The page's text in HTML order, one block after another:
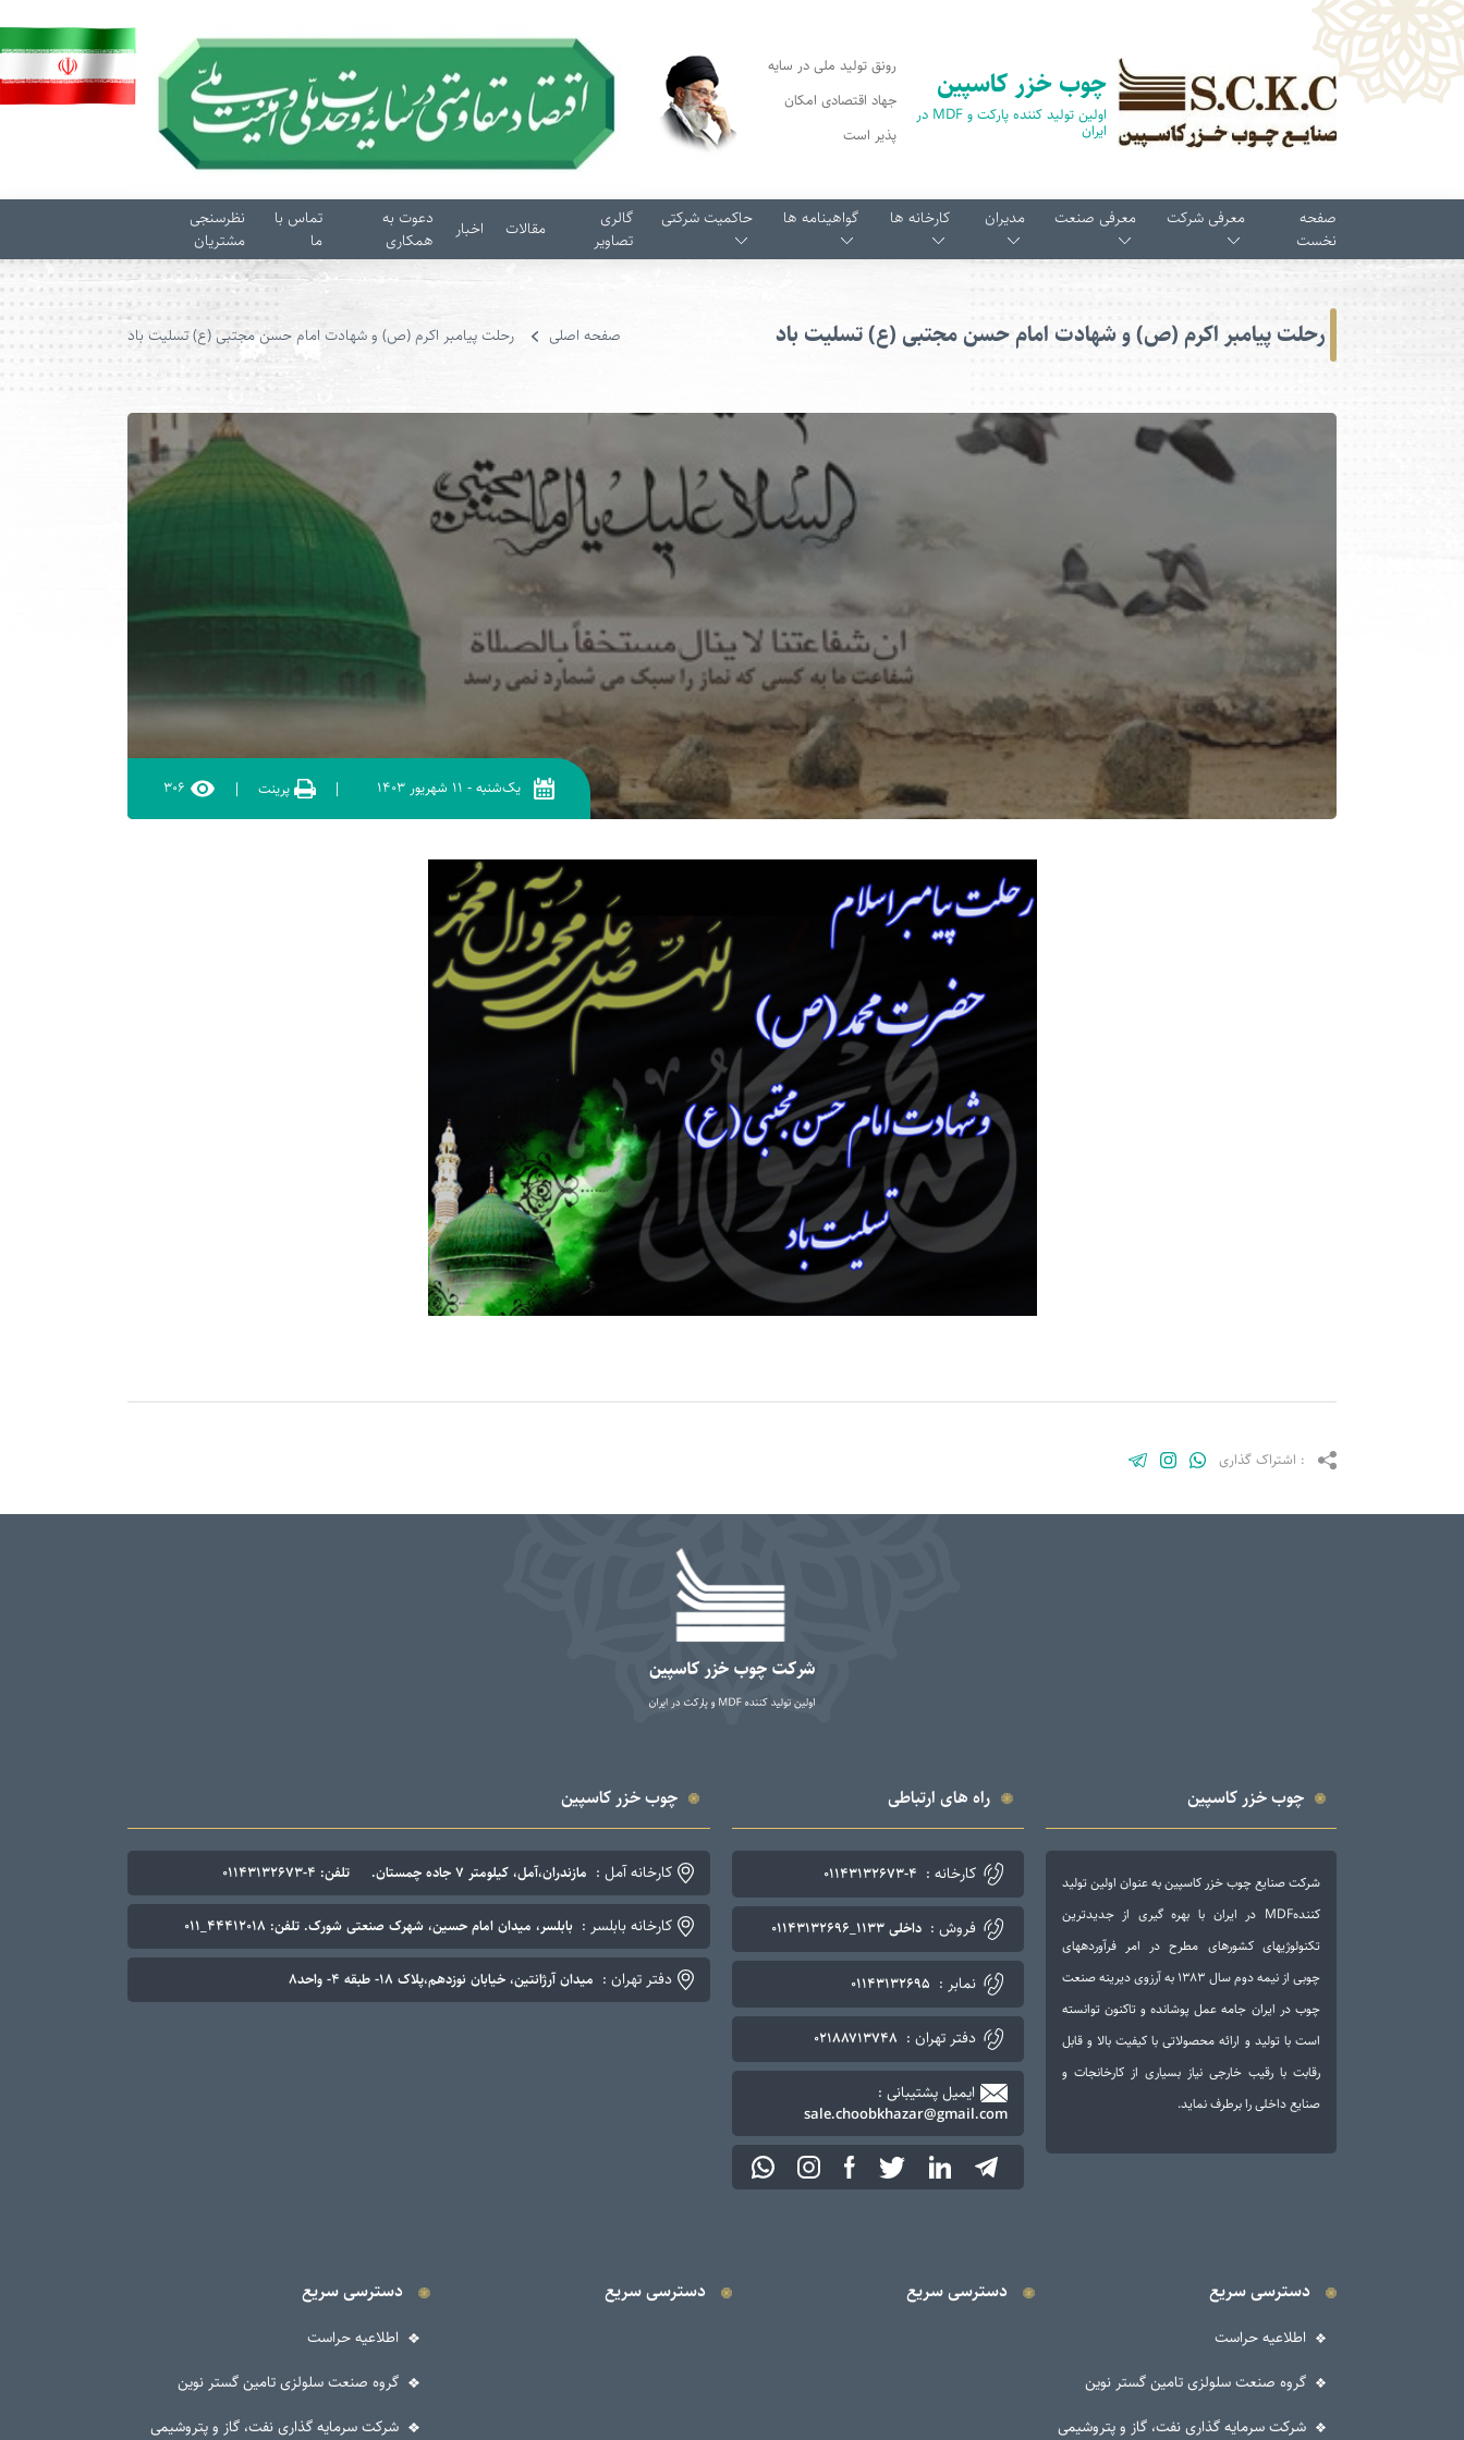
چوب خزر کاسپین
اولین تولید کننده پارکت و MDF در
ایران
رونق تولید ملی در سایه
جهاد اقتصادی امکان
پذیر است
صفحه
نخست
معرفی شرکت معرفی صنعت مدیران کارخانه ها گواهینامه ها حاکمیت شرکتی
گالری
تصاویر
مقالات اخبار
دعوت به
همکاری
تماس با
ما
نظرسنجی
مشتریان
رحلت پیامبر اکرم (ص) و شهادت امام حسن مجتبی (ع) تسلیت باد صفحه اصلی رحلت پیامبر اکرم (ص) و شهادت امام حسن مجتبی (ع) تسلیت باد
یک‌شنبه- ۱۱ شهریور ۱۴۰۳ | پرینت | ۳۰۶
: اشتراک گذاری
چوب خزر کاسپین
شرکت صنایع چوب خزر کاسپین به عنوان اولین تولید
کنندهMDF در ایران با بهره گیری از جدیدترین
تکنولوژی­های کشورهای مطرح در امر فرآورده­های
چوبی از نیمه دوم سال ۱۳۸۳ به آرزوی دیرینه صنعت
چوب در ایران جامه عمل پوشانده و تاکنون توانسته
است با تولید و ارائه محصولاتی با کیفیت بالا و قابل
رقابت با رقیب خارجی نیاز بسیاری از کارخانجات و
صنایع داخلی را برطرف نماید.
راه های ارتباطی
کارخانه : ۰۱۱۴۳۱۳۲۶۷۳-۴
فروش : داخلی ۱۱۳۳_۰۱۱۴۳۱۳۲۶۹۶
نمابر : ۰۱۱۴۳۱۳۲۶۹۵
دفتر تهران : ۰۲۱۸۸۷۱۳۷۴۸
ایمیل پشتیبانی :
sale.choobkhazar@gmail.com
چوب خزر کاسپین
کارخانه آمل : مازندران،آمل، کیلومتر ۷ جاده چمستان. تلفن: ۴-۰۱۱۴۳۱۳۲۶۷۳
کارخانه بابلسر : بابلسر، میدان امام حسین، شهرک صنعتی شورک. تلفن: ۴۴۴۱۲۰۱۸_۰۱۱
دفتر تهران : میدان آرژانتین، خیابان نوزدهم،پلاک ۱۸- طبقه ۴- واحد۸
دسترسی سریع
اطلاعیه حراست
گروه صنعت سلولزی تامین گستر نوین
شرکت سرمایه گذاری نفت، گاز و پتروشیمی
دسترسی سریع دسترسی سریع دسترسی سریع
اطلاعیه حراست
گروه صنعت سلولزی تامین گستر نوین
شرکت سرمایه گذاری نفت، گاز و پتروشیمی